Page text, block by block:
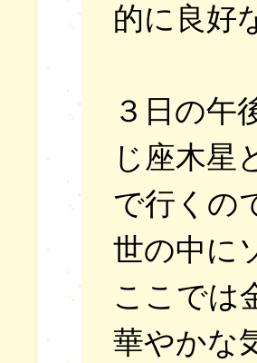
的に良好
３日の午
じ座木星
で行くの
世の中に
ここでは
華やかな